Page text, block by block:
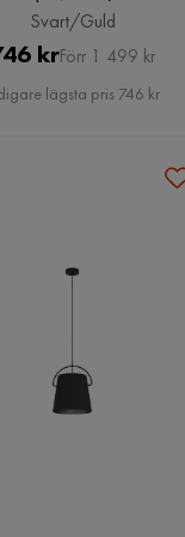
Svart/Guld
Pris
kr Original
Pris
Förr 1 499 kr
lägsta pris 746 kr